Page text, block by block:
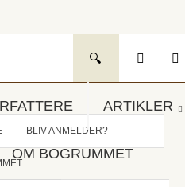
ARTIKLER
OM BOGRUMMET
BLIV ANMELDER?